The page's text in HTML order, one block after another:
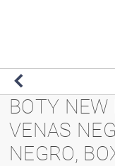
BOTY NEW
VENAS
NEGRO,